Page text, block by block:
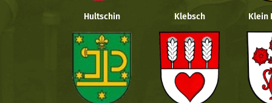
Hultschin Klebsch Klein